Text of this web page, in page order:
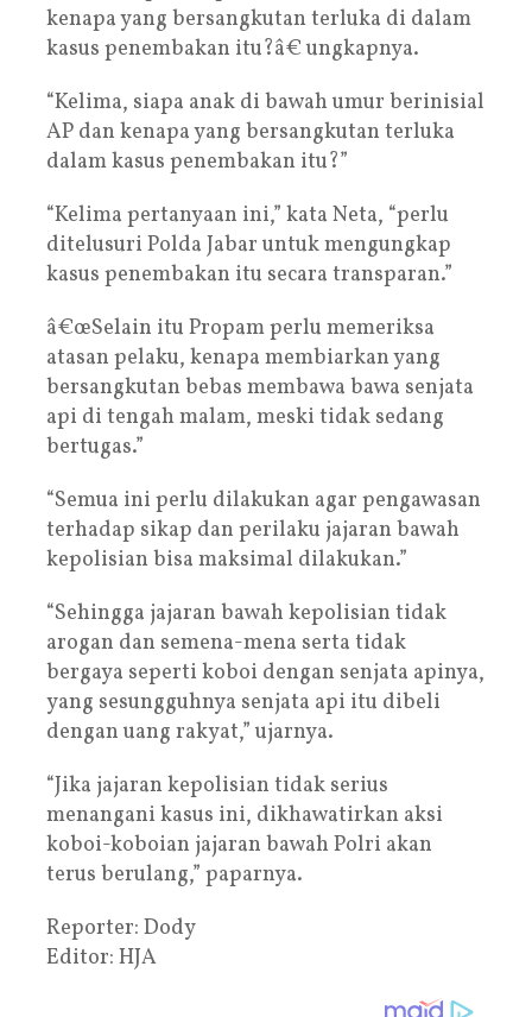
kenapa yang bersangkutan terluka di dalam
kasus penembakan itu?â€ ungkapnya.
“Kelima, siapa anak di bawah umur berinisial
AP dan kenapa yang bersangkutan terluka
dalam kasus penembakan itu?”
“Kelima pertanyaan ini,” kata Neta, “perlu
ditelusuri Polda Jabar untuk mengungkap
kasus penembakan itu secara transparan.”
â€œSelain itu Propam perlu memeriksa
atasan pelaku, kenapa membiarkan yang
bersangkutan bebas membawa bawa senjata
api di tengah malam, meski tidak sedang
bertugas.”
“Semua ini perlu dilakukan agar pengawasan
terhadap sikap dan perilaku jajaran bawah
kepolisian bisa maksimal dilakukan.”
“Sehingga jajaran bawah kepolisian tidak
arogan dan semena-mena serta tidak
bergaya seperti koboi dengan senjata apinya,
yang sesungguhnya senjata api itu dibeli
dengan uang rakyat,” ujarnya.
“Jika jajaran kepolisian tidak serius
menangani kasus ini, dikhawatirkan aksi
koboi-koboian jajaran bawah Polri akan
terus berulang,” paparnya.
Reporter: Dody
Editor: HJA